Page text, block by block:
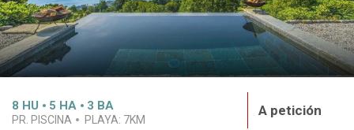
8 HU 5 HA 3 BA
PR. PISCINA PLAYA: 7KM
A petición